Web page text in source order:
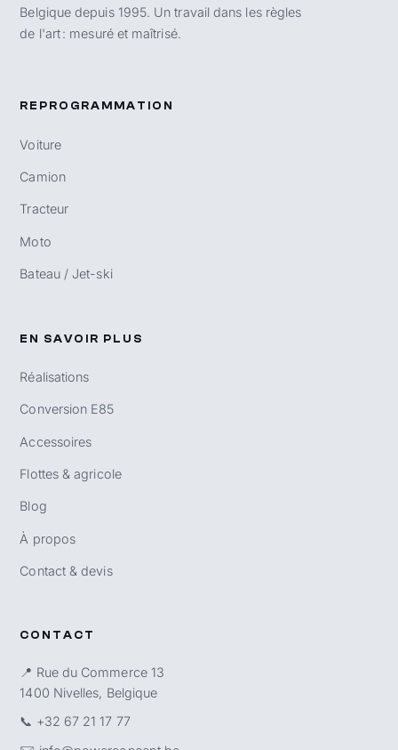
Belgique depuis 1995. Un travail dans les règles
de l'art : mesuré et maîtrisé.
REPROGRAMMATION
Voiture
Camion
Tracteur
Moto
Bateau / Jet-ski
EN SAVOIR PLUS
Réalisations
Conversion E85
Accessoires
Flottes & agricole
Blog
À propos
Contact & devis
CONTACT
📍 Rue du Commerce 13
1400 Nivelles, Belgique
📞 +32 67 21 17 77